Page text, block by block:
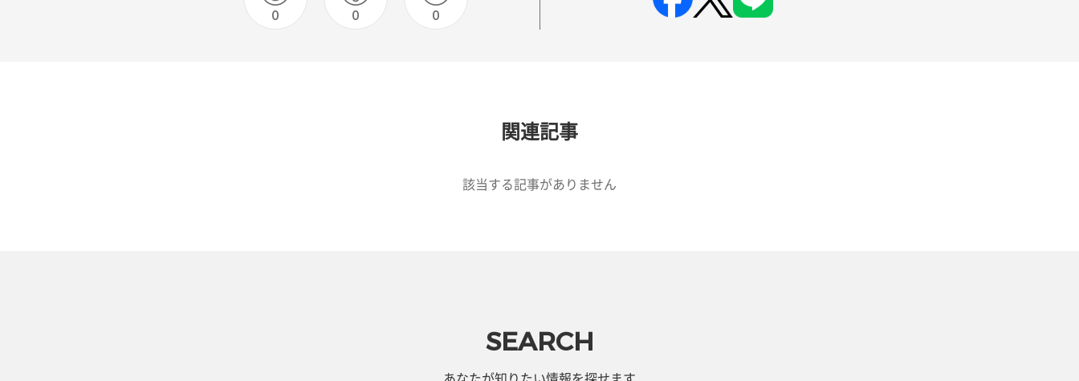
0 0 0
関連記事
該当する記事がありません
SEARCH